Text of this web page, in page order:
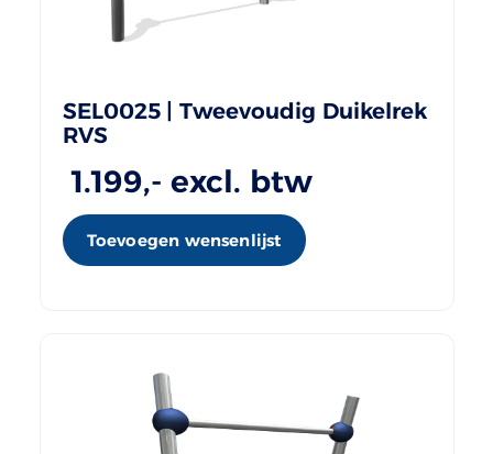
SEL0025 | Tweevoudig Duikelrek
RVS
1.199,- excl. btw
Toevoegen wensenlijst